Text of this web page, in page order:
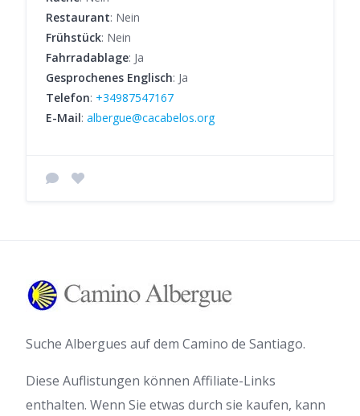
Restaurant: Nein
Frühstück: Nein
Fahrradablage: Ja
Gesprochenes Englisch: Ja
Telefon: +34987547167
E-Mail: albergue@cacabelos.org
Suche Albergues auf dem Camino de Santiago.
Diese Auflistungen können Affiliate-Links
enthalten. Wenn Sie etwas durch sie kaufen, kann